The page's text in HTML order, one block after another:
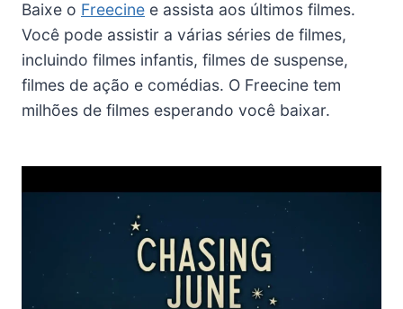
Baixe o Freecine e assista aos últimos filmes.
Você pode assistir a várias séries de filmes,
incluindo filmes infantis, filmes de suspense,
filmes de ação e comédias. O Freecine tem
milhões de filmes esperando você baixar.